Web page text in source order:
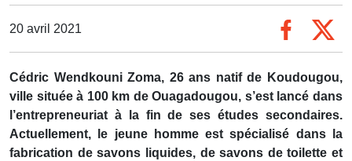
20 avril 2021
Cédric Wendkouni Zoma, 26 ans natif de Koudougou,
ville située à 100 km de Ouagadougou, s’est lancé dans
l’entrepreneuriat à la fin de ses études secondaires.
Actuellement, le jeune homme est spécialisé dans la
fabrication de savons liquides, de savons de toilette et